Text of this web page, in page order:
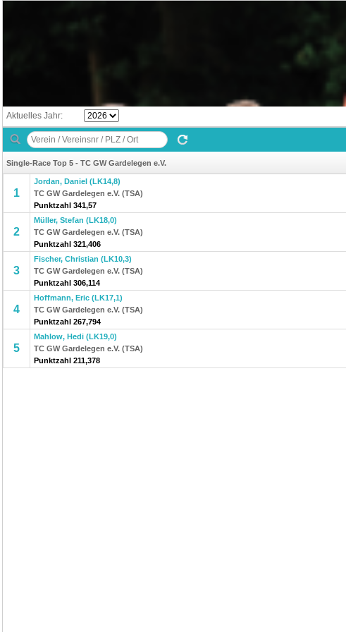
Aktuelles Jahr:
Single-Race Top 5 - TC GW Gardelegen e.V.
1
Jordan, Daniel (LK14,8)
TC GW Gardelegen e.V. (TSA)
Punktzahl 341,57
2
Müller, Stefan (LK18,0)
TC GW Gardelegen e.V. (TSA)
Punktzahl 321,406
3
Fischer, Christian (LK10,3)
TC GW Gardelegen e.V. (TSA)
Punktzahl 306,114
4
Hoffmann, Eric (LK17,1)
TC GW Gardelegen e.V. (TSA)
Punktzahl 267,794
5
Mahlow, Hedi (LK19,0)
TC GW Gardelegen e.V. (TSA)
Punktzahl 211,378